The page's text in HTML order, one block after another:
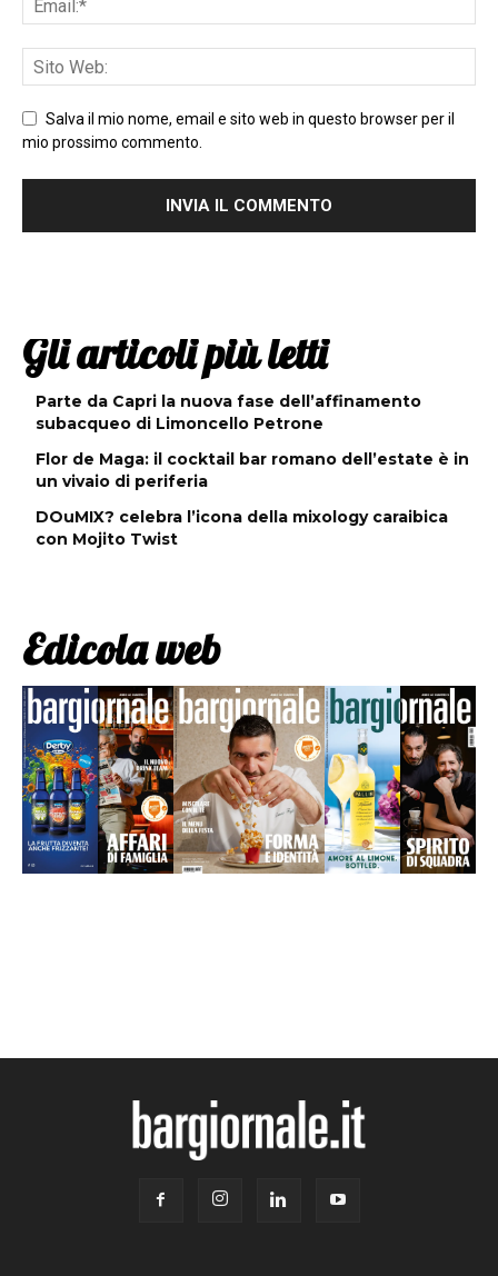
Salva il mio nome, email e sito web in questo browser per il
mio prossimo commento.
Gli articoli più letti
Parte da Capri la nuova fase dell’affinamento
subacqueo di Limoncello Petrone
Flor de Maga: il cocktail bar romano dell’estate è in
un vivaio di periferia
DOuMIX? celebra l’icona della mixology caraibica
con Mojito Twist
Edicola web